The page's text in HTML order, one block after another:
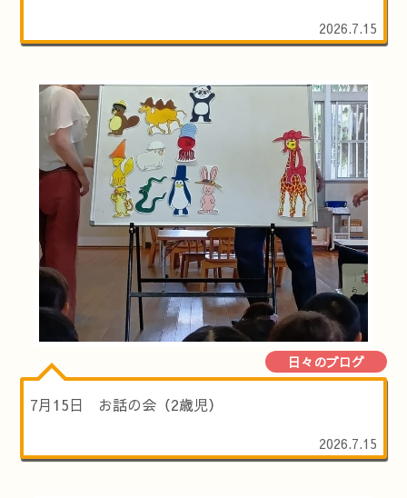
2026.7.15
日々のブログ
7月15日 お話の会（2歳児）
2026.7.15